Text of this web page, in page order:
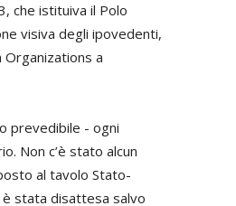
che istituiva il Polo
visiva degli ipovedenti,
a
prevedibile - ogni
Non c’è stato alcun
al tavolo Stato-
è stata disattesa salvo